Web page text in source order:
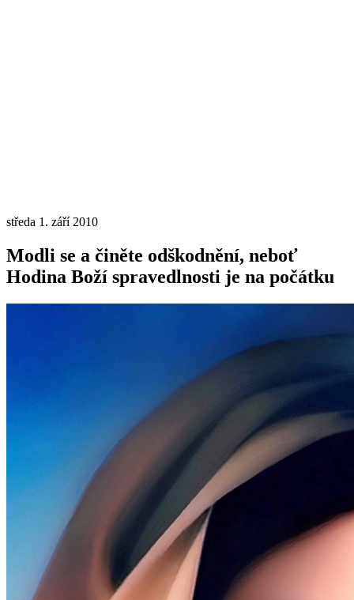
středa 1. září 2010
Modli se a činěte odškodnění, neboť
Hodina Boží spravedlnosti je na počátku